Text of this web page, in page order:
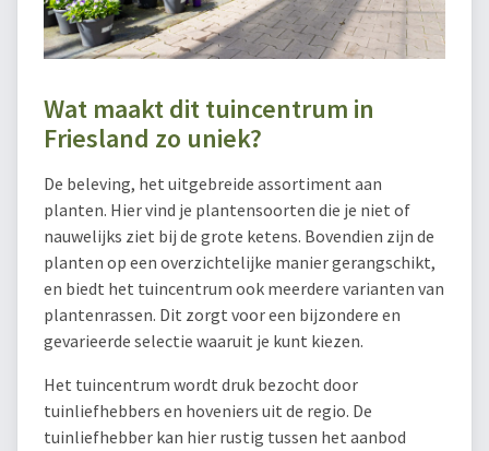
Wat maakt dit tuincentrum in
Friesland zo uniek?
De beleving, het uitgebreide assortiment aan
planten. Hier vind je plantensoorten die je niet of
nauwelijks ziet bij de grote ketens. Bovendien zijn de
planten op een overzichtelijke manier gerangschikt,
en biedt het tuincentrum ook meerdere varianten van
plantenrassen. Dit zorgt voor een bijzondere en
gevarieerde selectie waaruit je kunt kiezen.
Het tuincentrum wordt druk bezocht door
tuinliefhebbers en hoveniers uit de regio. De
tuinliefhebber kan hier rustig tussen het aanbod